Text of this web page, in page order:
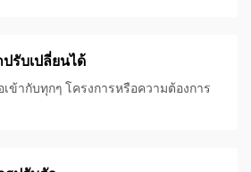
รับเปลี่ยนได้
เข้ากับทุกๆ โครงการหรือความต้องการ